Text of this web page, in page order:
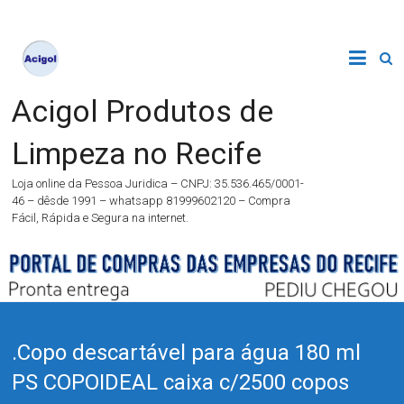
Acigol Produtos de
Limpeza no Recife
Loja online da Pessoa Juridica – CNPJ: 35.536.465/0001-
46 – dêsde 1991 – whatsapp 81999602120 – Compra
Fácil, Rápida e Segura na internet.
.Copo descartável para água 180 ml
PS COPOIDEAL caixa c/2500 copos